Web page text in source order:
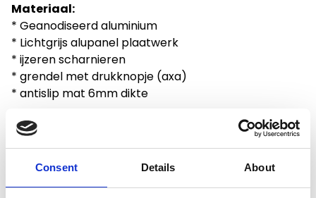
Consent Details About
Materiaal:
* Geanodiseerd aluminium
* Lichtgrijs alupanel plaatwerk
* ijzeren scharnieren
* grendel met drukknopje (axa)
* antislip mat 6mm dikte
Geschikt voor:
Wilt u weten welke Hundos Autobench in uw auto
past en tevens geschikt is voor uw hond? Vul onze